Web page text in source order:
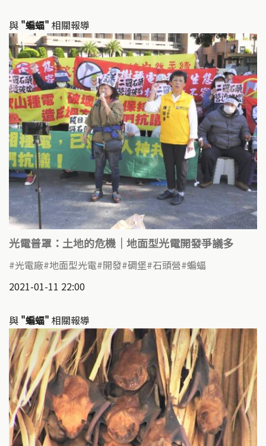
與 "蝙蝠" 相關報導
光電普罩：土地的危機｜地面型光電開發爭議多
光電廠 地面型光電 開發 碉堡 石頭營 蝙蝠
2021-01-11 22:00
與 "蝙蝠" 相關報導